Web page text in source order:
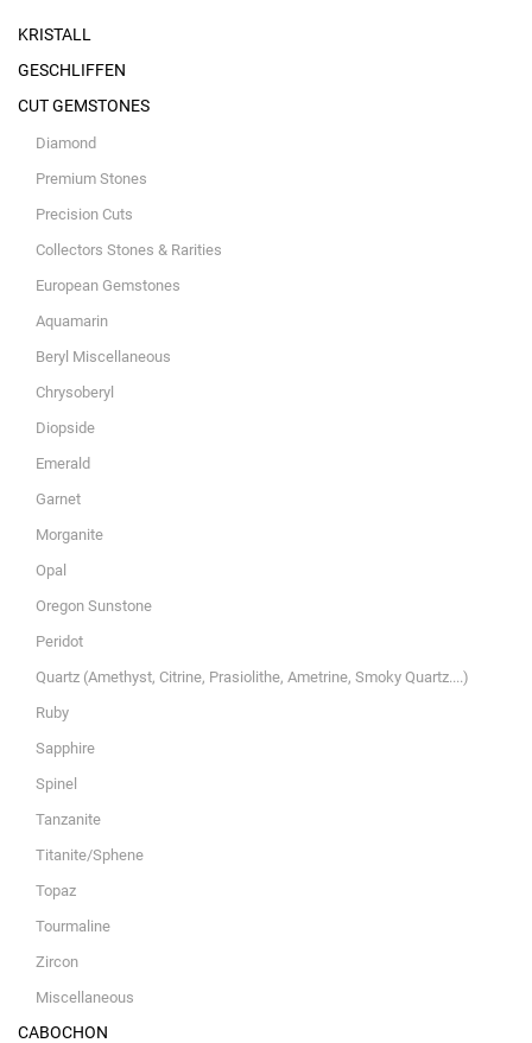
KRISTALL
GESCHLIFFEN
CUT GEMSTONES
Diamond
Premium Stones
Precision Cuts
Collectors Stones & Rarities
European Gemstones
Aquamarin
Beryl Miscellaneous
Chrysoberyl
Diopside
Emerald
Garnet
Morganite
Opal
Oregon Sunstone
Peridot
Quartz (Amethyst, Citrine, Prasiolithe, Ametrine, Smoky Quartz....)
Ruby
Sapphire
Spinel
Tanzanite
Titanite/Sphene
Topaz
Tourmaline
Zircon
Miscellaneous
CABOCHON